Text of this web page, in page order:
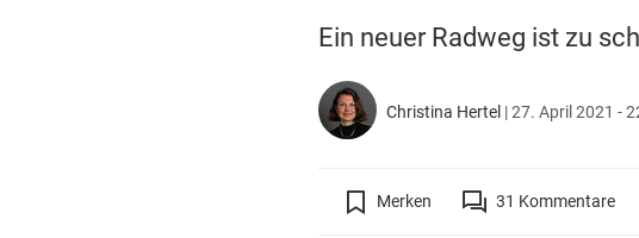
Ein neuer Radweg ist zu
Christina Hertel |27. April 2021 -
Merken 31 Kommentare